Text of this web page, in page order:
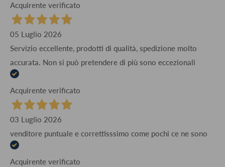
Acquirente verificato
05 Luglio 2026
Servizio eccellente, prodotti di qualità, spedizione molto
accurata. Non si può pretendere di più sono eccezionali
Acquirente verificato
03 Luglio 2026
venditore puntuale e correttisssimo come pochi ce ne sono
Acquirente verificato